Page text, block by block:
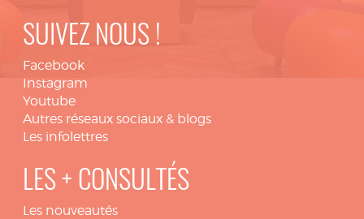
SUIVEZ NOUS !
Facebook
Instagram
Youtube
Autres réseaux sociaux & blogs
Les infolettres
LES + CONSULTÉS
Les nouveautés